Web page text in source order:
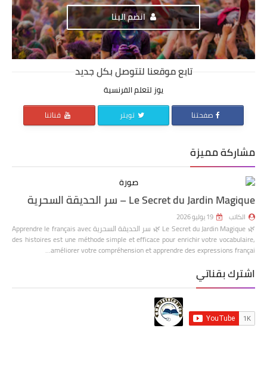
انضم الينا
تابع موقعنا لتتوصل بكل جديد
يوز لتعلم الفرنسية
صفحتنا تويتر قناتنا
مشاركة مميزة
Le Secret du Jardin Magique – سر الحديقة السحرية
الكاتب 19 يوليو 2026
🌿 Le Secret du Jardin Magique 🌿 سر الحديقة السحرية Apprendre le français avec
des histoires est une méthode simple et efficace pour enrichir votre vocabulaire,
améliorer votre compréhension et apprendre des expressions françai…
اشترك بقناتي